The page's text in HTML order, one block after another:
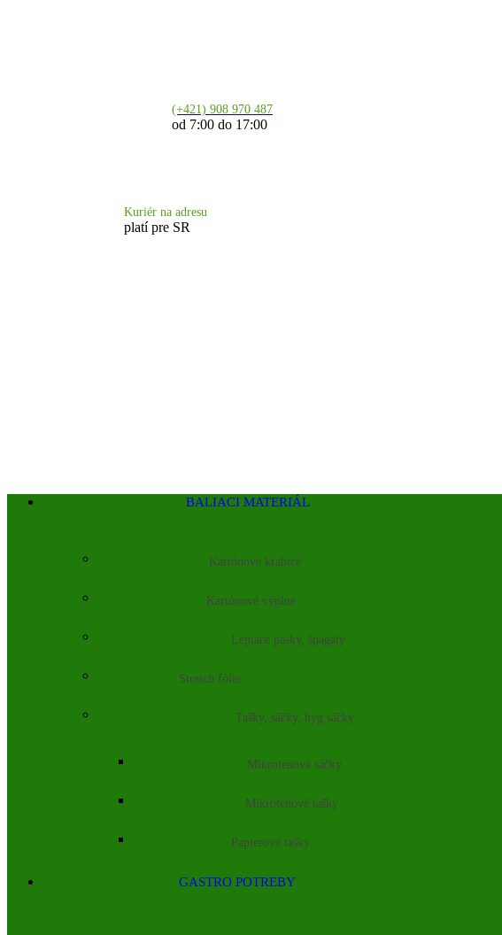
(+421) 908 970 487
od 7:00 do 17:00
Kuriér na adresu
platí pre SR
BALIACI MATERIÁL
Kartónové krabice
Kartónové výplne
Lepiace pásky, špagáty
Stretch fólie
Tašky, sáčky, hyg sáčky
Mikroténové sáčky
Mikroténové tašky
Papierové tašky
GASTRO POTREBY